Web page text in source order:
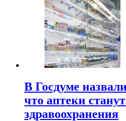
В Госдуме
что аптеки
здравоохранения